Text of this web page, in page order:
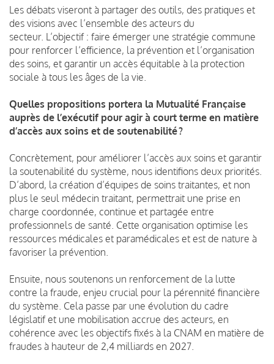
Les débats viseront à partager des outils, des pratiques et
des visions avec l’ensemble des acteurs du
secteur. L’objectif : faire émerger une stratégie commune
pour renforcer l’efficience, la prévention et l’organisation
des soins, et garantir un accès équitable à la protection
sociale à tous les âges de la vie.
Quelles propositions portera la Mutualité Française
auprès de l’exécutif pour agir à court terme en matière
d’accès aux soins et de soutenabilité ?
Concrètement, pour améliorer l’accès aux soins et garantir
la soutenabilité du système, nous identifions deux priorités.
D’abord, la création d’équipes de soins traitantes, et non
plus le seul médecin traitant, permettrait une prise en
charge coordonnée, continue et partagée entre
professionnels de santé. Cette organisation optimise les
ressources médicales et paramédicales et est de nature à
favoriser la prévention.
Ensuite, nous soutenons un renforcement de la lutte
contre la fraude, enjeu crucial pour la pérennité financière
du système. Cela passe par une évolution du cadre
législatif et une mobilisation accrue des acteurs, en
cohérence avec les objectifs fixés à la CNAM en matière de
fraudes à hauteur de 2,4 milliards en 2027.